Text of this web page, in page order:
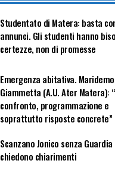
Studentato di Matera: basta
annunci. Gli studenti hanno
certezze, non di promesse
Emergenza abitativa. Maridemo
Giammetta (A.U. Ater Matera):
confronto, programmazione e
soprattutto risposte concrete”
Scanzano Jonico senza Guardia
chiedono chiarimenti